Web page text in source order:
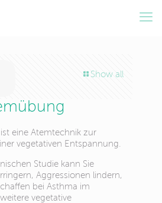
Show all
eine Atemtechnik zur
vegetativen Entspannung.
Studie kann Sie
Aggressionen lindern,
bei Asthma im
vegetative